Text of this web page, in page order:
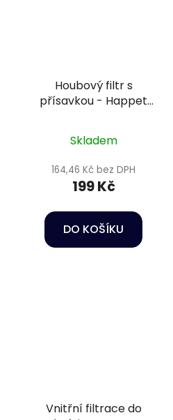
Houbový filtr s
přísavkou - Happet
Skladem
164,46 Kč bez DPH
199 Kč
DO KOŠÍKU
Vnitřní filtrace do